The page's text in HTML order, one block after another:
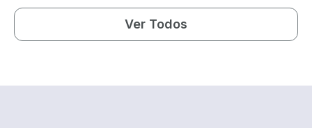
Ver Todos